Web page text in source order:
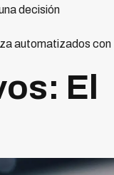
decisión
automatizados con
El